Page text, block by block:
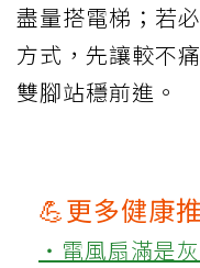
盡量搭電梯；若
方式，先讓較不
雙腳站穩前進。
💪更多健康
‧電風扇滿是